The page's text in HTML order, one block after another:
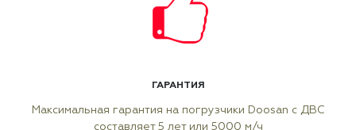
ГАРАНТИЯ
Максимальная гарантия на погрузчики Doosan с ДВС
составляет 5 лет или 5000 м/ч